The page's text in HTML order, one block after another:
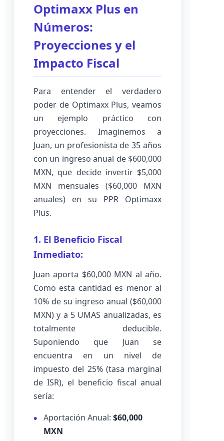
Optimaxx Plus en
Números:
Proyecciones y el
Impacto Fiscal
Para entender el verdadero
poder de Optimaxx Plus, veamos
un ejemplo práctico con
proyecciones. Imaginemos a
Juan, un profesionista de 35 años
con un ingreso anual de $600,000
MXN, que decide invertir $5,000
MXN mensuales ($60,000 MXN
anuales) en su PPR Optimaxx
Plus.
1. El Beneficio Fiscal
Inmediato:
Juan aporta $60,000 MXN al año.
Como esta cantidad es menor al
10% de su ingreso anual ($60,000
MXN) y a 5 UMAS anualizadas, es
totalmente deducible.
Suponiendo que Juan se
encuentra en un nivel de
impuesto del 25% (tasa marginal
de ISR), el beneficio fiscal anual
sería:
Aportación Anual: $60,000
MXN